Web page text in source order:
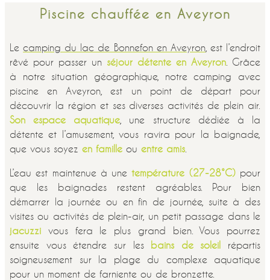
Piscine chauffée en Aveyron
Lecamping du lac de Bonnefon en Aveyron, est l’endroit
rêvé pour passer un séjour détente en Aveyron . Grâce
à notre situation géographique, notre camping avec
piscine en Aveyron, est un point de départ pour
découvrir la région et ses diverses activités de plein air.
Son espace aquatique , une structure dédiée à la
détente et l’amusement, vous ravira pour la baignade,
que vous soyez en famille ou entre amis
L’eau est maintenue à une température (27-28°C)pour
que les baignades restent agréables. Pour bien
démarrer la journée ou en fin de journée, suite à des
visites ou activités de plein-air, un petit passage dans le
jacuzzi vous fera le plus grand bien. Vous pourrez
ensuite vous étendre sur les bains de soleil répartis
soigneusement sur la plage du complexe aquatique
pour un moment de farniente ou de bronzette.